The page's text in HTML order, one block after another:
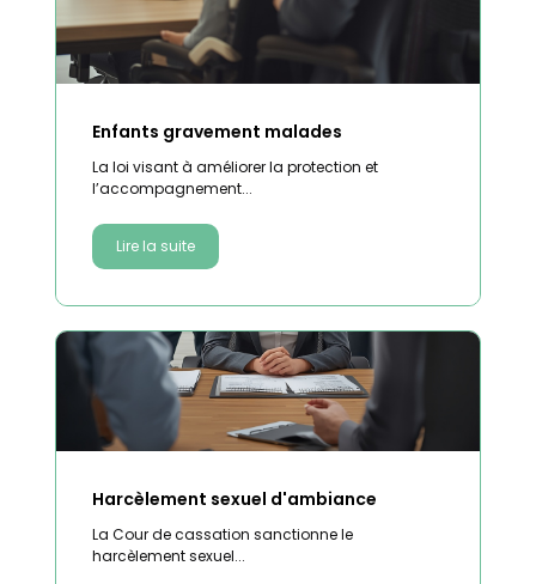
Enfants gravement malades
La loi visant à améliorer la protection et
l’accompagnement...
Lire la suite
Harcèlement sexuel d'ambiance
La Cour de cassation sanctionne le
harcèlement sexuel...